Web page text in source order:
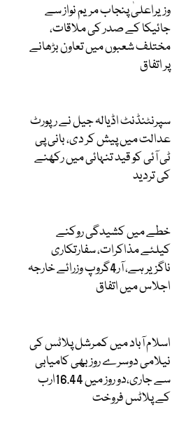
وزیراعلیٰ پنجاب مریم نواز سے
جائیکا کے صدر کی ملاقات،
مختلف شعبوں میں تعاون بڑھانے
پر اتفاق
سپرنٹنڈنٹ اڈیالہ جیل نے رپورٹ
عدالت میں پیش کر دی، بانی پی
ٹی آئی کو قید تنہائی میں رکھنے
کی تردید
خطے میں کشیدگی روکنے
کیلئے مذاکرات، سفارتکاری
ناگزیر ہے، آر4گروپ وزرائے خارجہ
اجلاس میں اتفاق
اسلام آباد میں کمرشل پلاٹس کی
نیلامی دوسرے روز بھی کامیابی
سے جاری،دو روز میں 16.44ارب
کے پلاٹس فروخت